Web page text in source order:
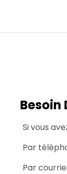
Besoin
Si vous
Par
Par